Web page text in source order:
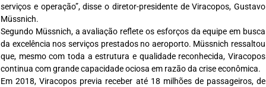
serviços e operação”, disse o diretor-presidente de Viracopos, Gustavo
Müssnich.
Segundo Müssnich, a avaliação reflete os esforços da equipe em busca
da excelência nos serviços prestados no aeroporto. Müssnich ressaltou
que, mesmo com toda a estrutura e qualidade reconhecida, Viracopos
continua com grande capacidade ociosa em razão da crise econômica.
Em 2018, Viracopos previa receber até 18 milhões de passageiros, de